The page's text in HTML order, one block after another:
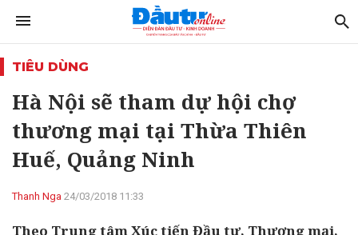
TIÊU DÙNG
Hà Nội sẽ tham dự hội chợ
thương mại tại Thừa Thiên
Huế, Quảng Ninh
Thanh Nga 24/03/2018 11:33
Theo Trung tâm Xúc tiến Đầu tư, Thương mại,